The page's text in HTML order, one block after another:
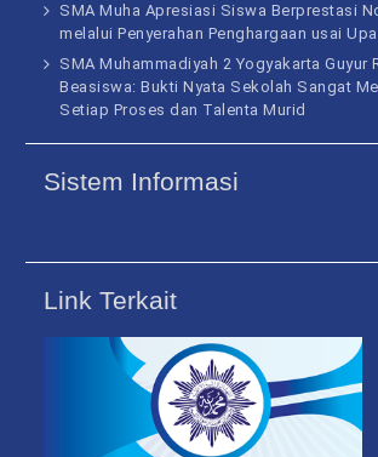
SMA Muha Apresiasi Siswa Berprestasi
melalui Penyerahan Penghargaan usai
SMA Muhammadiyah 2 Yogyakarta Guyur
Beasiswa: Bukti Nyata Sekolah Sangat
Setiap Proses dan Talenta Murid
Sistem Informasi
Link Terkait